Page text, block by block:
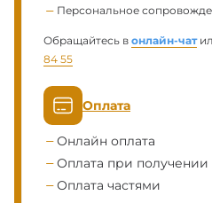
Персональное
Обращайтесь в онлайн-чат
84 55
Оплата
Онлайн оплата
Оплата при получении
Оплата частями